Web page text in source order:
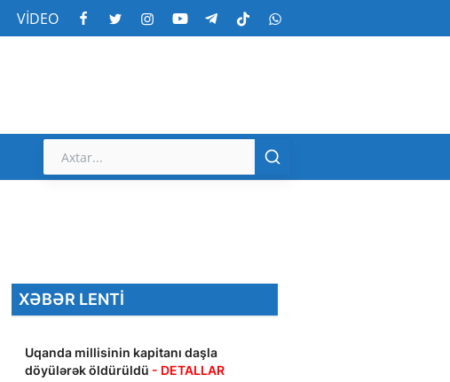
VİDEO
XƏBƏR LENTI
Uqanda millisinin kapitanı daşla
döyülərək öldürüldü - DETALLAR